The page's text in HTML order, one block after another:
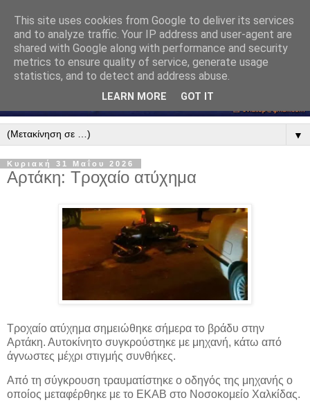
▼
Κυριακή 31 Μαΐου 2026
Αρτάκη: Τροχαίο ατύχημα
Τροχαίο ατύχημα σημειώθηκε σήμερα το βράδυ στην
Αρτάκη. Αυτοκίνητο συγκρούστηκε με μηχανή, κάτω από
άγνωστες μέχρι στιγμής συνθήκες.
Από τη σύγκρουση τραυματίστηκε ο οδηγός της μηχανής ο
οποίος μεταφέρθηκε με το ΕΚΑΒ στο Νοσοκομείο Χαλκίδας.
This site uses cookies from Google to deliver its services
and to analyze traffic. Your IP address and user-agent are
shared with Google along with performance and security
metrics to ensure quality of service, generate usage
statistics, and to detect and address abuse.
LEARN MORE GOT IT